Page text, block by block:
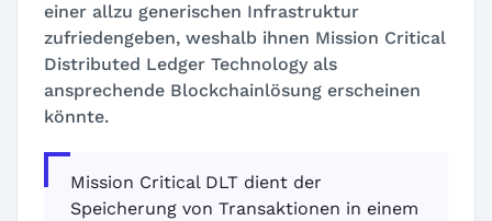
einer allzu generischen Infrastruktur
zufriedengeben, weshalb ihnen Mission Critical
Distributed Ledger Technology als
ansprechende Blockchainlösung erscheinen
könnte.
Mission Critical DLT dient der
Speicherung von Transaktionen in einem